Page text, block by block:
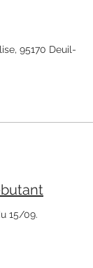
95170 Deuil-
15/09.